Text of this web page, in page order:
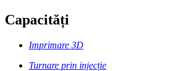
Capacități
Imprimare 3D
Turnare prin injecție